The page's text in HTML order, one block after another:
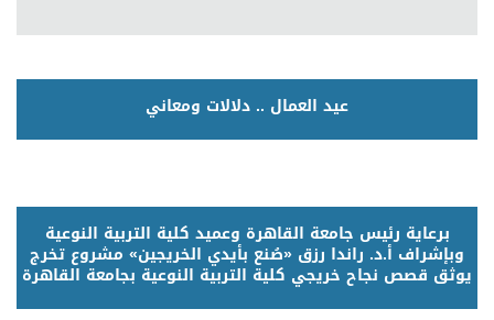
عيد العمال .. دلالات ومعاني
برعاية رئيس جامعة القاهرة وعميد كلية التربية النوعية
وبإشراف أ.د. راندا رزق «صُنع بأيدي الخريجين» مشروع تخرج
يوثق قصص نجاح خريجي كلية التربية النوعية بجامعة القاهرة